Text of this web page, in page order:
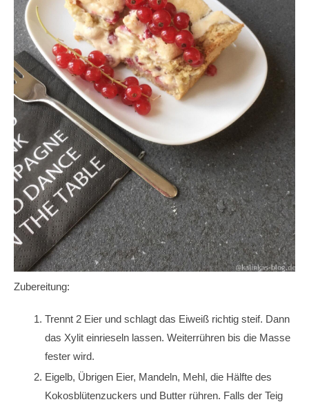
Zubereitung:
Trennt 2 Eier und schlagt das Eiweiß richtig steif. Dann
das Xylit einrieseln lassen. Weiterrühren bis die Masse
fester wird.
Eigelb, Übrigen Eier, Mandeln, Mehl, die Hälfte des
Kokosblütenzuckers und Butter rühren. Falls der Teig